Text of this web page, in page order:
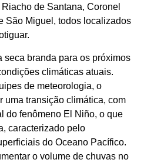
de Santana, Coronel
São Miguel, todos localizados
seca branda para os próximos
climáticas atuais.
de meteorologia, o
uma transição climática, com
do fenômeno El Niño, o que
caracterizado pelo
do Oceano Pacífico.
o volume de chuvas no